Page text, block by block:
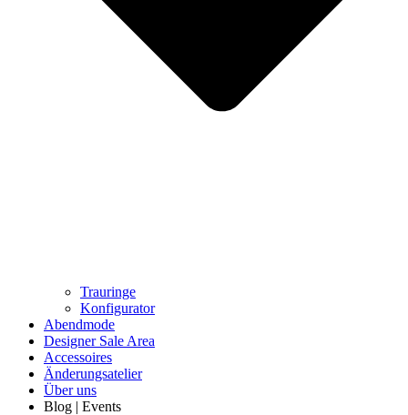
Trauringe
Konfigurator
Abendmode
Designer Sale Area
Accessoires
Änderungsatelier
Über uns
Blog | Events